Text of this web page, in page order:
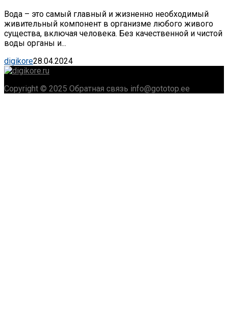
Вода – это самый главный и жизненно необходимый
живительный компонент в организме любого живого
существа, включая человека. Без качественной и чистой
воды органы и...
digikore28.04.2024
Copyright © 2025 Обратная связь info@gototop.ee